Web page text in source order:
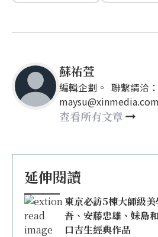
蘇祐萱
編輯企劃。 聯繫請洽：
may860527@gmail.com
查看所有文章
延伸閱讀
東京必訪5棟大師級
吾、安藤忠雄、妹島
口吉生經典作品